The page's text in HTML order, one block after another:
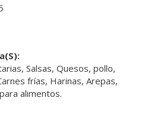
Salsas, Quesos, pollo,
frías, Harinas, Arepas,
alimentos.